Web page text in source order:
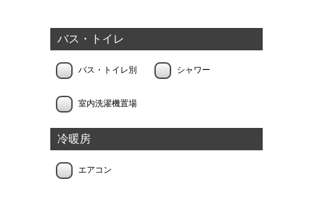
バス・トイレ
バス・トイレ別 シャワー
室内洗濯機置場
冷暖房
エアコン